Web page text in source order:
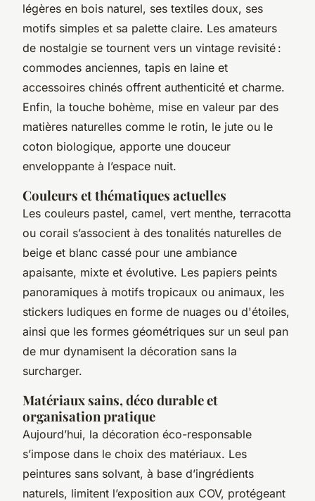
légères en bois naturel, ses textiles doux, ses
motifs simples et sa palette claire. Les amateurs
de nostalgie se tournent vers un vintage revisité :
commodes anciennes, tapis en laine et
accessoires chinés offrent authenticité et charme.
Enfin, la touche bohème, mise en valeur par des
matières naturelles comme le rotin, le jute ou le
coton biologique, apporte une douceur
enveloppante à l’espace nuit.
Couleurs et thématiques actuelles
Les couleurs pastel, camel, vert menthe, terracotta
ou corail s’associent à des tonalités naturelles de
beige et blanc cassé pour une ambiance
apaisante, mixte et évolutive. Les papiers peints
panoramiques à motifs tropicaux ou animaux, les
stickers ludiques en forme de nuages ou d'étoiles,
ainsi que les formes géométriques sur un seul pan
de mur dynamisent la décoration sans la
surcharger.
Matériaux sains, déco durable et
organisation pratique
Aujourd’hui, la décoration éco-responsable
s’impose dans le choix des matériaux. Les
peintures sans solvant, à base d’ingrédients
naturels, limitent l’exposition aux COV, protégeant